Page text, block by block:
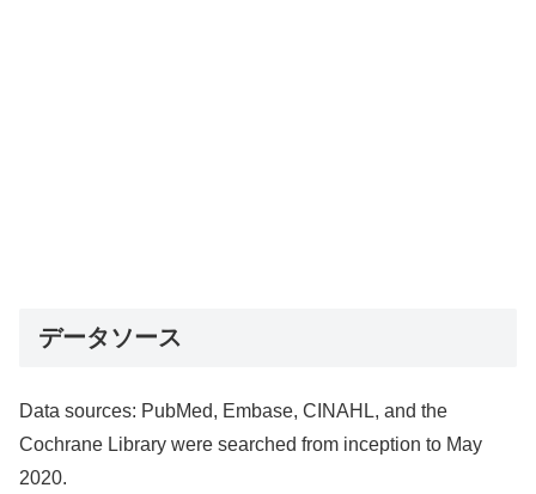
データソース
Data sources: PubMed, Embase, CINAHL, and the
Cochrane Library were searched from inception to May
2020.